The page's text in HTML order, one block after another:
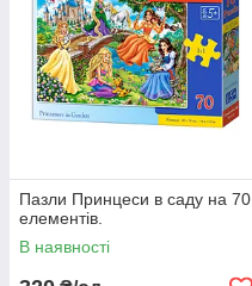
Пазли Принцеси в саду на 70
елементів.
В наявності